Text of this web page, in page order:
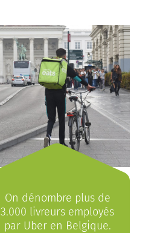
On dénombre plus de
3.000 livreurs employés
par Uber en Belgique.